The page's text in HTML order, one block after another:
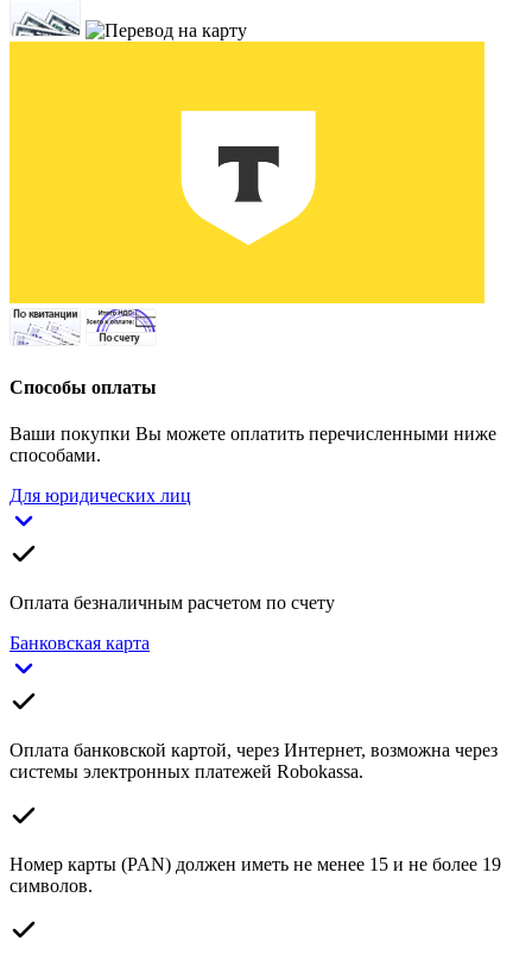
Способы оплаты
Ваши покупки Вы можете оплатить перечисленными ниже
способами.
Для юридических лиц
Оплата безналичным расчетом по счету
Банковская карта
Оплата банковской картой, через Интернет, возможна через
системы электронных платежей Robokassa.
Номер карты (PAN) должен иметь не менее 15 и не более 19
символов.